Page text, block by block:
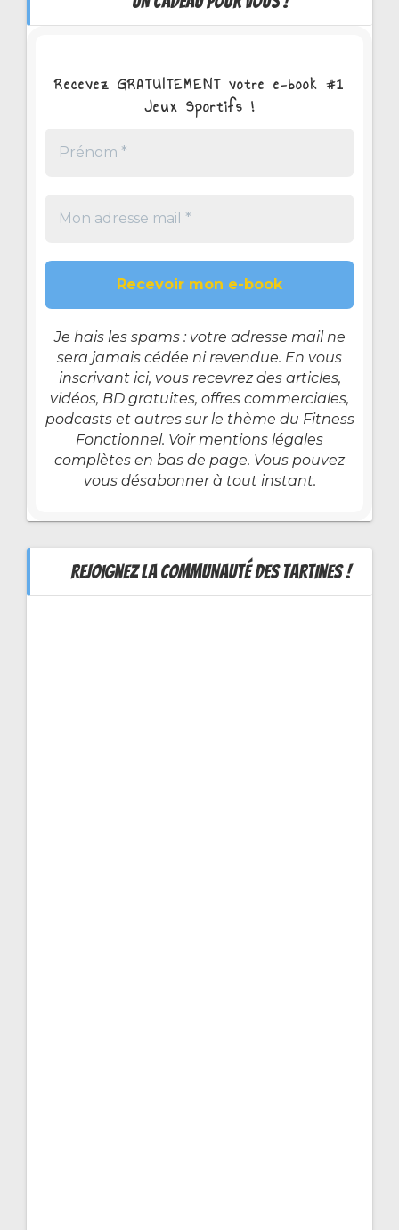
Recevez GRATUITEMENT votre e-book #1
Jeux Sportifs !
Je hais les spams : votre adresse mail ne
sera jamais cédée ni revendue. En vous
inscrivant ici, vous recevrez des articles,
vidéos, BD gratuites, offres commerciales,
podcasts et autres sur le thème du Fitness
Fonctionnel. Voir mentions légales
complètes en bas de page. Vous pouvez
vous désabonner à tout instant.
REJOIGNEZ LA COMMUNAUTÉ DES TARTINES !